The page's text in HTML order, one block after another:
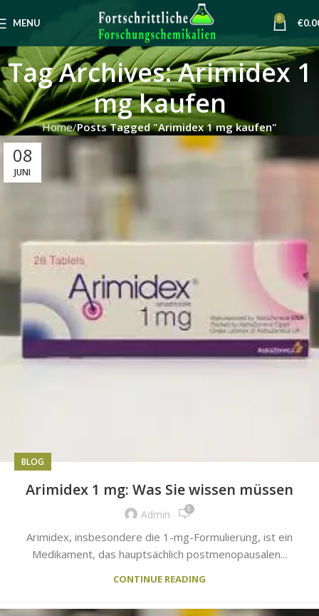
MENU 0 €
Tag Archives: Arimidex 1
mg kaufen
Home Posts Tagged "Arimidex 1 mg kaufen"
08
JUNI
BLOG
Arimidex 1 mg: Was Sie wissen müssen
Admin 0
Arimidex, insbesondere die 1-mg-Formulierung, ist ein
Medikament, das hauptsächlich postmenopausalen...
CONTINUE READING